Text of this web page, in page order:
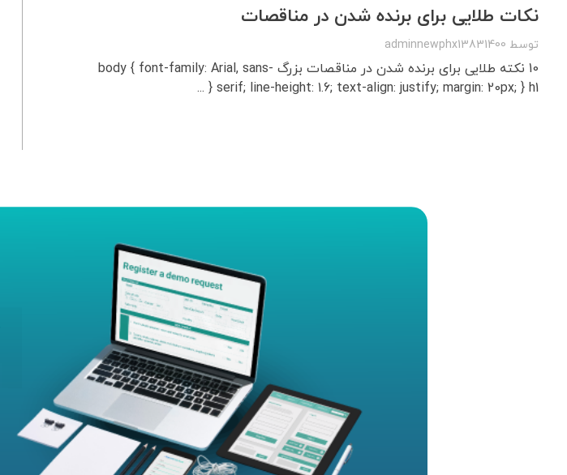
نکات طلایی برای برنده شدن در مناقصات
توسط adminnewphx13831400
10 نکته طلایی برای برنده شدن در مناقصات بزرگ body { font-family: Arial, sans-
serif; line-height: 1.6; text-align: justify; margin: 20px; } h1 { ...